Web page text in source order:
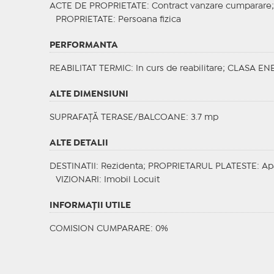
ACTE DE PROPRIETATE : Contract vanzare
PROPRIETATE : Persoana fizica
PERFORMANTA
REABILITAT TERMIC: In curs de reabilitare; CLASA
ALTE DIMENSIUNI
SUPRAFAȚĂ TERASE/BALCOANE: 3.7 mp
ALTE DETALII
DESTINATII : Rezidenta; PROPRIETARUL PLATESTE :
VIZIONARI : Imobil Locuit
INFORMAŢII UTILE
COMISION CUMPARARE: 0%